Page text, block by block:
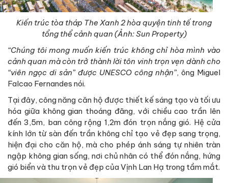
Kiến trúc tòa tháp The Xanh 2 hòa quyện tinh tế trong
tổng thể cảnh quan (Ảnh: Sun Property)
“Chúng tôi mong muốn kiến trúc không chỉ hòa mình vào
cảnh quan mà còn trở thành lời tôn vinh trọn vẹn dành cho
“viên ngọc di sản” được UNESCO công nhận”, ông Miguel
Falcao Fernandes nói.
Tại đây, công năng căn hộ được thiết kế sáng tạo và tối ưu
hóa giữa không gian thoáng đãng, với chiều cao trần lên
đến 3,5m, ban công rộng 1,2m đón trọn nắng gió. Hệ cửa
kính lớn từ sàn đến trần không chỉ tạo vẻ đẹp sang trọng,
hiện đại cho căn hộ, mà cho phép ánh sáng tự nhiên tràn
ngập không gian sống, nơi chủ nhân có thể đón nắng, hứng
gió biển và thu trọn vẻ đẹp của Vịnh Lan Hạ trong tầm mắt.